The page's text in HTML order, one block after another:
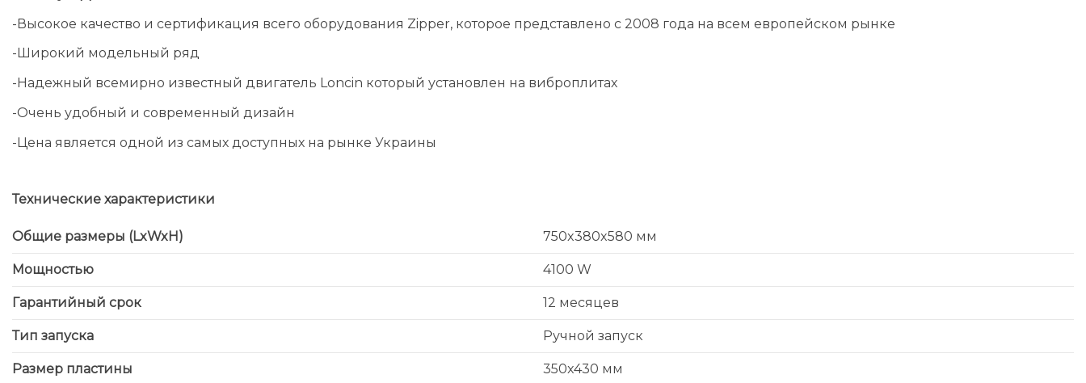
-Высокое качество и сертификация всего оборудования Zipper, которое представлено с 2008 года на всем европейском рынке
-Широкий модельный ряд
-Надежный всемирно известный двигатель Loncin который установлен на виброплитах
-Очень удобный и современный дизайн
-Цена является одной из самых доступных на рынке Украины
Технические характеристики
Общие размеры (LxWxH) 750x380x580 мм
Мощностью 4100 W
Гарантийный срок 12 месяцев
Тип запуска Ручной запуск
Размер пластины 350x430 мм